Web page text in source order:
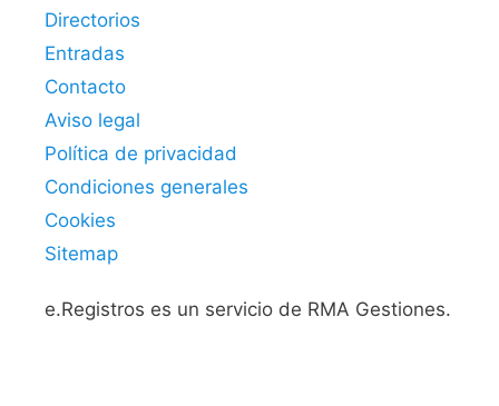
Directorios
Entradas
Contacto
Aviso legal
Política de privacidad
Condiciones generales
Cookies
Sitemap
e.Registros es un servicio de RMA Gestiones.